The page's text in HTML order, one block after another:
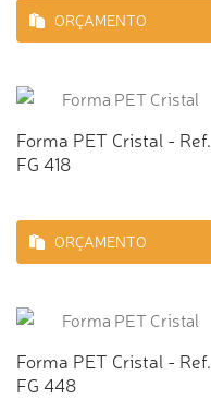
ORÇAMENTO
Forma PET Cristal - Ref.
FG 418
ORÇAMENTO
Forma PET Cristal - Ref.
FG 448